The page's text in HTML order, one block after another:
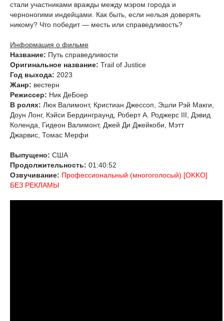
стали участниками вражды между мэром города и
черноногими индейцами. Как быть, если нельзя доверять
никому? Что победит — месть или справедливость?
Информация о фильме
Название: Путь справедливости
Оригинальное название: Trail of Justice
Год выхода: 2023
Жанр: вестерн
Режиссер: Ник ДеБоер
В ролях: Люк Валимонт, Кристиан Джессоп, Эшли Рэй Макги,
Доун Лонг, Кэйси Бердинграунд, Роберт А. Роджерс III, Дэвид
Коленда, Гидеон Валимонт, Джей Ди Джейкоби, Мэтт
Джарвис, Томас Мерфи
Выпущено: США
Продолжительность: 01:40:52
Озвучивание: Профессиональный (многоголосый) [OKKO]
БЕЗ РЕКЛАМЫ